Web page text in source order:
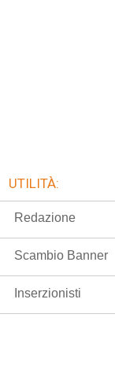
UTILITÀ:
Redazione
Scambio Banner
Inserzionisti